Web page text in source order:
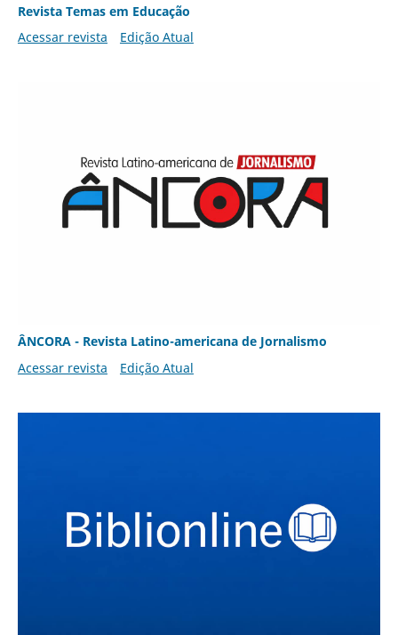
Revista Temas em Educação
Acessar revista
Edição Atual
ÂNCORA - Revista Latino-americana de Jornalismo
Acessar revista
Edição Atual